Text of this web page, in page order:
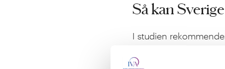
Så kan
I studien